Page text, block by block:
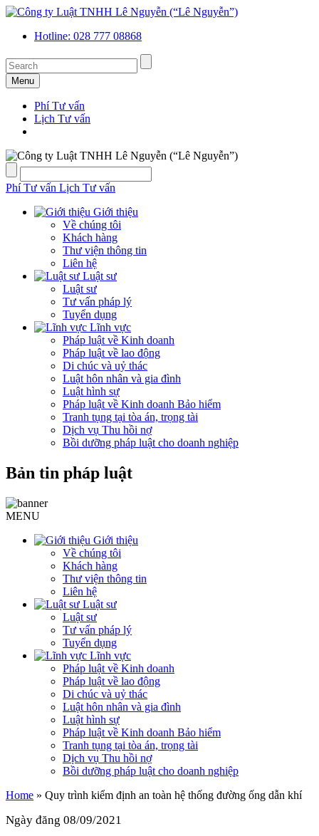
Hotline: 028 777 08868
Menu
Phí Tư vấn
Lịch Tư vấn
Phí Tư vấn Lịch Tư vấn
Giới thiệu
Về chúng tôi
Khách hàng
Thư viện thông tin
Liên hệ
Luật sư
Luật sư
Tư vấn pháp lý
Tuyển dụng
Lĩnh vực
Pháp luật về Kinh doanh
Pháp luật về lao động
Di chúc và uỷ thác
Luật hôn nhân và gia đình
Luật hình sự
Pháp luật về Kinh doanh Bảo hiểm
Tranh tụng tại tòa án, trọng tài
Dịch vụ Thu hồi nợ
Bồi dưỡng pháp luật cho doanh nghiệp
Bản tin pháp luật
MENU
Giới thiệu
Về chúng tôi
Khách hàng
Thư viện thông tin
Liên hệ
Luật sư
Luật sư
Tư vấn pháp lý
Tuyển dụng
Lĩnh vực
Pháp luật về Kinh doanh
Pháp luật về lao động
Di chúc và uỷ thác
Luật hôn nhân và gia đình
Luật hình sự
Pháp luật về Kinh doanh Bảo hiểm
Tranh tụng tại tòa án, trọng tài
Dịch vụ Thu hồi nợ
Bồi dưỡng pháp luật cho doanh nghiệp
Home » Quy trình kiểm định an toàn hệ thống đường ống dẫn khí
Ngày đăng 08/09/2021